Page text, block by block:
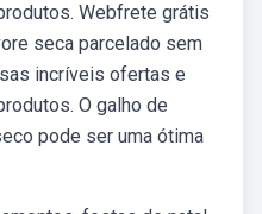
Webfrete grátis
seca parcelado sem
incríveis ofertas e
O galho de
pode ser uma ótima